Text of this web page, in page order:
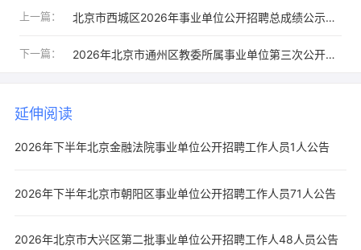
上一篇： 北京市西城区2026年事业单位公开招聘总成绩公示公告
下一篇： 2026年北京市通州区教委所属事业单位第三次公开招聘工作人员170人公告
延伸阅读
2026年下半年北京金融法院事业单位公开招聘工作人员1人公告
2026年下半年北京市朝阳区事业单位公开招聘工作人员71人公告
2026年北京市大兴区第二批事业单位公开招聘工作人48人员公告